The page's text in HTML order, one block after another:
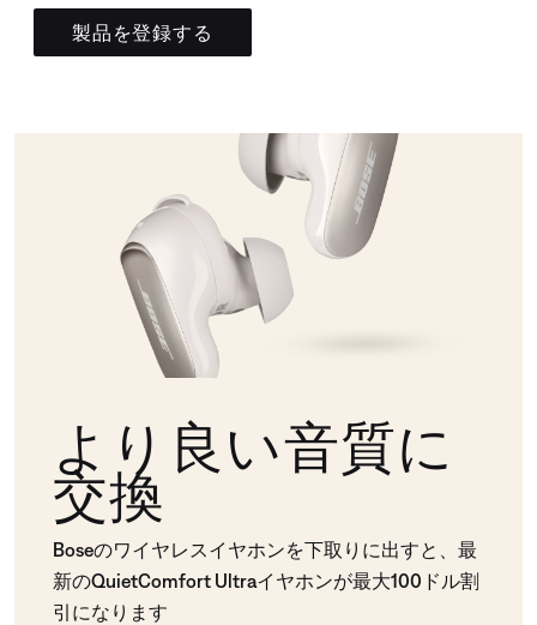
製品を登録する
より良い音質に
交換
Boseのワイヤレスイヤホンを下取りに出すと、最
新のQuietComfort Ultraイヤホンが最大100ドル割
引になります